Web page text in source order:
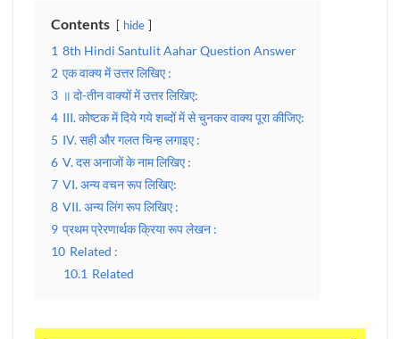
Contents hide
1 8th Hindi Santulit Aahar Question Answer
2 एक वाक्य में उत्तर लिखिए :
3 ॥ दो-तीन वाक्यों में उत्तर लिखिए:
4 III. कोष्टक में दिये गये शब्दों में से चुनकर वाक्य पूरा कीजिए:
5 IV. सही और गलत चिन्ह लगाइए :
6 V. दस अनाजों के नाम लिखिए :
7 VI. अन्य वचन रूप लिखिए:
8 VII. अन्य लिंग रूप लिखिए :
9 प्रथम प्रेरणार्थक क्रिया रूप लेखन :
10 Related :
10.1 Related